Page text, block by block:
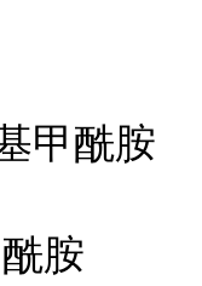
甲酰胺
胺